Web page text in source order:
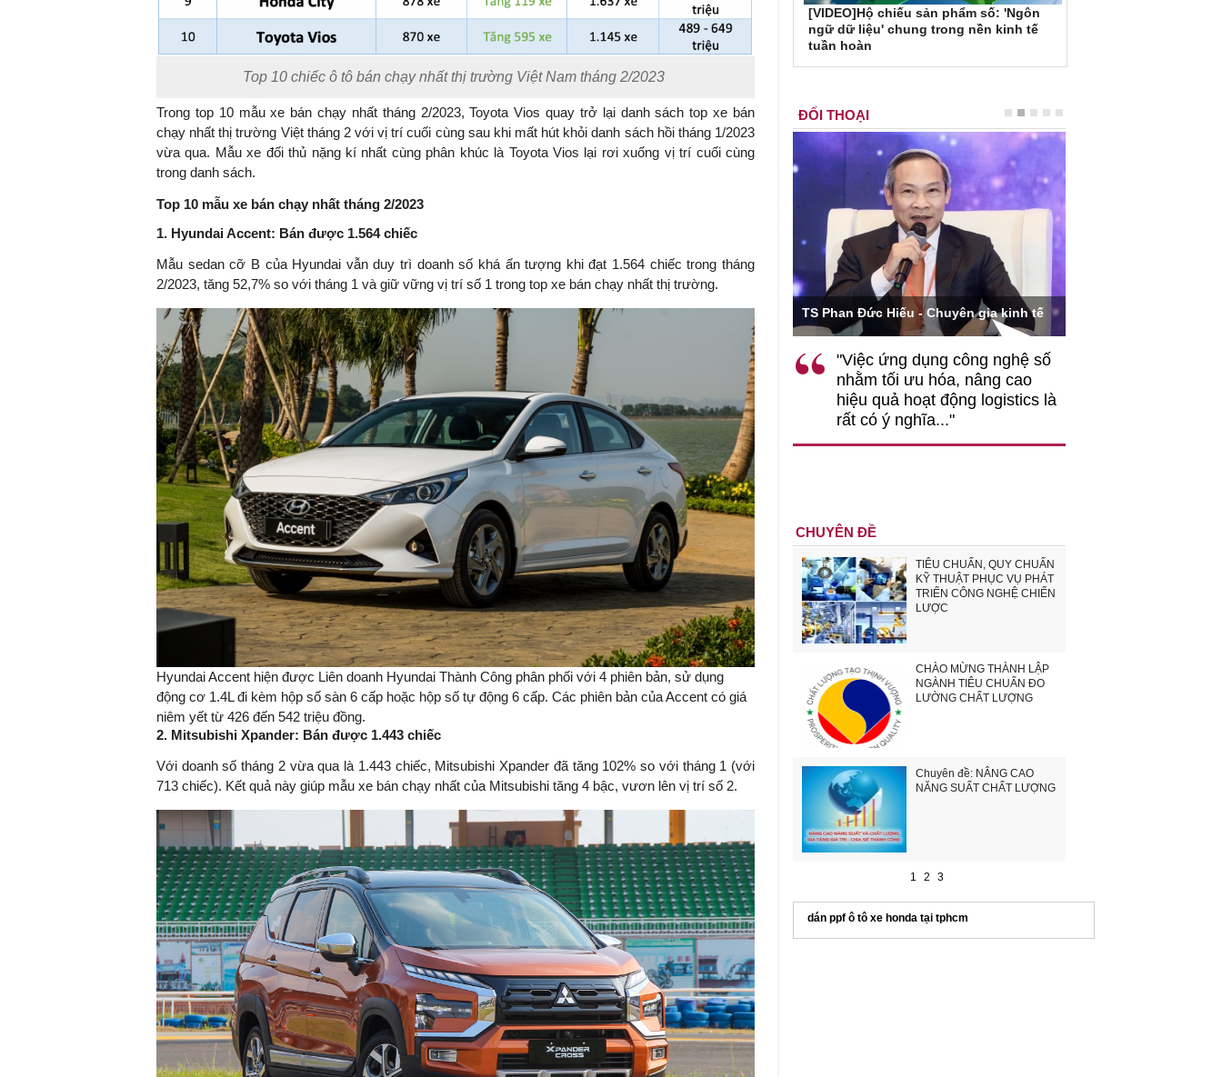
Top 10 chiếc ô tô bán chạy nhất thị trường Việt Nam tháng 2/2023
Trong top 10 mẫu xe bán chạy nhất tháng 2/2023, Toyota Vios quay trở lại danh sách top xe bán
chạy nhất thị trường Việt tháng 2 với vị trí cuối cùng sau khi mất hút khỏi danh sách hồi tháng 1/2023
vừa qua. Mẫu xe đối thủ nặng kí nhất cùng phân khúc là Toyota Vios lại rơi xuống vị trí cuối cùng
trong danh sách.
Top 10 mẫu xe bán chạy nhất tháng 2/2023
1. Hyundai Accent: Bán được 1.564 chiếc
Mẫu sedan cỡ B của Hyundai vẫn duy trì doanh số khá ấn tượng khi đạt 1.564 chiếc trong tháng
2/2023, tăng 52,7% so với tháng 1 và giữ vững vị trí số 1 trong top xe bán chạy nhất thị trường.
Hyundai Accent hiện được Liên doanh Hyundai Thành Công phân phối với 4 phiên bản, sử dụng
động cơ 1.4L đi kèm hộp số sàn 6 cấp hoặc hộp số tự động 6 cấp. Các phiên bản của Accent có giá
niêm yết từ 426 đến 542 triệu đồng.
2. Mitsubishi Xpander: Bán được 1.443 chiếc
Với doanh số tháng 2 vừa qua là 1.443 chiếc, Mitsubishi Xpander đã tăng 102% so với tháng 1 (với
713 chiếc). Kết quả này giúp mẫu xe bán chạy nhất của Mitsubishi tăng 4 bậc, vươn lên vị trí số 2.
[VIDEO]Hộ chiếu sản phẩm số: 'Ngôn
ngữ dữ liệu' chung trong nền kinh tế
tuần hoàn
ĐỐI THOẠI
Viện Kinh tế Tài chính
"Có rất nhiều việc phải làm
ngay từ bây giờ và trên thực tế
đang được tiến hành như tăng
đầu tư cho khoa học công
nghệ; ban hành các cơ chế
khuyến khích đổi mới sáng tạo,
khởi nghiệp..."
Việc sử dụng hiệu quả chính
sách tài khóa không chỉ mang ý
nghĩa hỗ trợ ngắn hạn mà còn
đóng vai trò tạo nền tảng cho
tăng trưởng bền vững dài hạn.
TS Phan Đức Hiếu - Chuyên gia kinh tế
"Việc ứng dụng công nghệ số
nhằm tối ưu hóa, nâng cao
hiệu quả hoạt động logistics là
rất có ý nghĩa..."
Ông Hoàng Quang Phòng -
VCCI
CHUYÊN ĐỀ
TIÊU CHUẨN, QUY CHUẨN
KỸ THUẬT PHỤC VỤ PHÁT
TRIỂN CÔNG NGHỆ CHIẾN
LƯỢC
CHÀO MỪNG THÀNH LẬP
NGÀNH TIÊU CHUẨN ĐO
LƯỜNG CHẤT LƯỢNG
Chuyên đề: NÂNG CAO
NĂNG SUẤT CHẤT LƯỢNG
1 2 3
dán ppf ô tô xe honda tại tphcm